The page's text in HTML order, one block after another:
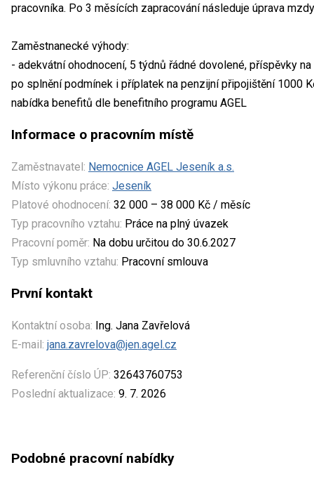
pracovníka. Po 3 měsících zapracování následuje úprava
Zaměstnanecké výhody:
- adekvátní ohodnocení, 5 týdnů řádné dovolené, příspěvky
po splnění podmínek i příplatek na penzijní připojištění 1000
nabídka benefitů dle benefitního programu AGEL
Informace o pracovním místě
Zaměstnavatel: Nemocnice AGEL Jeseník a.s.
Místo výkonu práce: Jeseník
Platové ohodnocení: 32 000 – 38 000 Kč / měsíc
Typ pracovního vztahu: Práce na plný úvazek
Pracovní poměr: Na dobu určitou do 30.6.2027
Typ smluvního vztahu: Pracovní smlouva
První kontakt
Kontaktní osoba: Ing. Jana Zavřelová
E-mail: jana.zavrelova@jen.agel.cz
Referenční číslo ÚP: 32643760753
Poslední aktualizace: 9. 7. 2026
Podobné pracovní nabídky